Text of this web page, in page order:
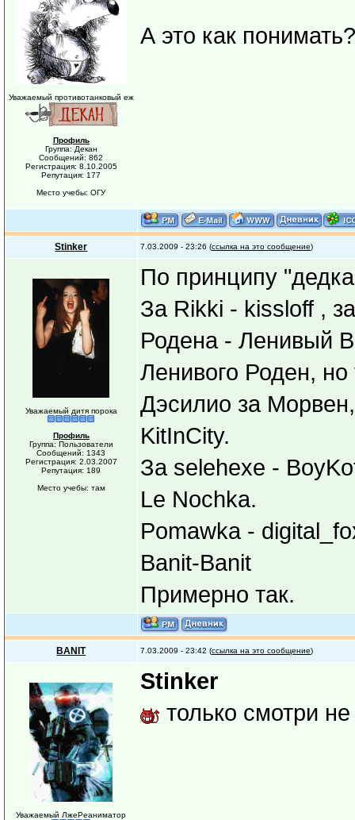
Уважаемый противотанковый еж
Профиль
Группа: Декан
Сообщений: 862
Регистрация: 8.10.2005
Репутация: 177
Место учебы: ОГУ
А это как понимать?
Stinker 7.03.2009 - 23:26 (ссылка на это сообщение)
Уважаемый дитя порока
Профиль
Группа: Пользователи
Сообщений: 1343
Регистрация: 2.03.2007
Репутация: 189
Место учебы: там
По принципу
За Rikki - kissloff ,
Родена - Ленивый
Ленивого Роден, но
Дэсилио за
KitInCity.
За selehexe -
Le Nochka.
Pomawka -
Banit-Banit
Примерно так.
BANIT 7.03.2009 - 23:42 (ссылка на это сообщение)
Уважаемый ЛжеРеаниматор
Stinker
только смотри